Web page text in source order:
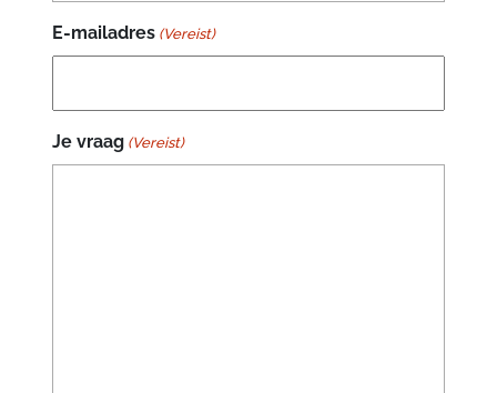
E-mailadres (Vereist)
Je vraag (Vereist)